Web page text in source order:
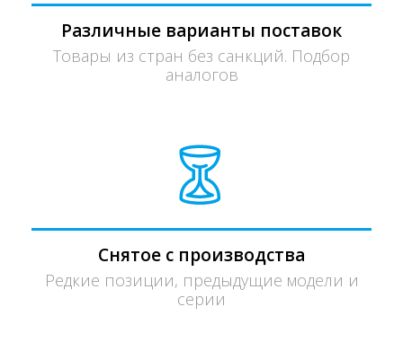
Различные варианты поставок
Товары из стран без санкций. Подбор
аналогов
Снятое с производства
Редкие позиции, предыдущие модели и
серии